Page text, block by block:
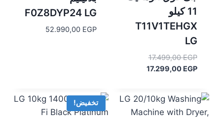
11 كيلو
T11V1TEHGX
LG
17.499,00EGP
السعر
الأصلي17.299,00 EGP
السعر
17.299,00 EGP.
F0Z8DYP24 LG
52.990,00 EGP
تخفيض!